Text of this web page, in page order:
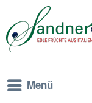
Menü